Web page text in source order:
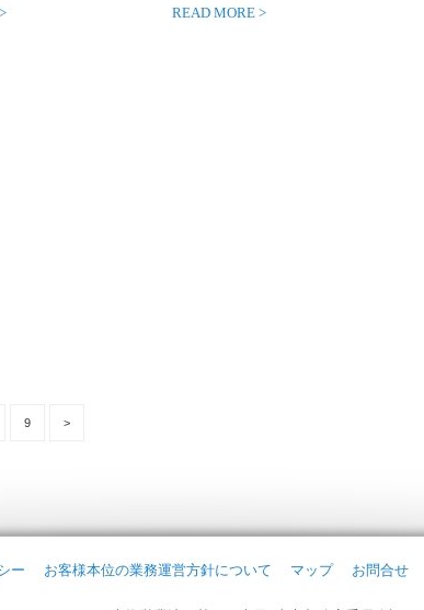
READ MORE >
9 >
ー お客様本位の業務運営方針について マップ お問合せ